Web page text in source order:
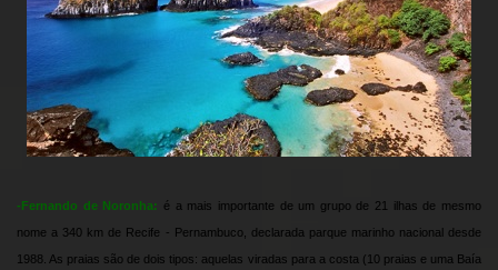
-Fernando de Noronha: é a mais importante de um grupo de 21 ilhas de mesmo
nome a 340 km de Recife - Pernambuco, declarada parque marinho nacional desde
1988. As praias são de dois tipos: aquelas viradas para a costa (10 praias e uma Baía